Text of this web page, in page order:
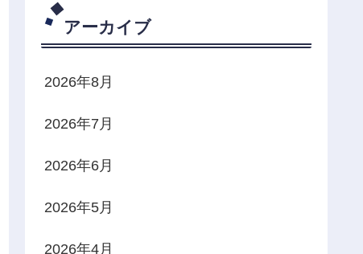
アーカイブ
2026年8月
2026年7月
2026年6月
2026年5月
2026年4月